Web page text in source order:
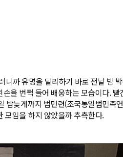
까 유명을 달리하기 바로 전날 밤
을 번쩍 들어 배웅하는 모습이다.
밤늦게까지 범민련(조국통일범민족
모임을 하지 않았을까 추측한다.